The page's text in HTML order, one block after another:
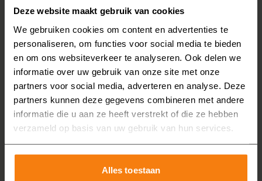
Deze website maakt gebruik van cookies
We gebruiken cookies om content en advertenties te
personaliseren, om functies voor social media te bieden
en om ons websiteverkeer te analyseren. Ook delen we
informatie over uw gebruik van onze site met onze
partners voor social media, adverteren en analyse. Deze
partners kunnen deze gegevens combineren met andere
informatie die u aan ze heeft verstrekt of die ze hebben
verzameld op basis van uw gebruik van hun services.
Alles toestaan